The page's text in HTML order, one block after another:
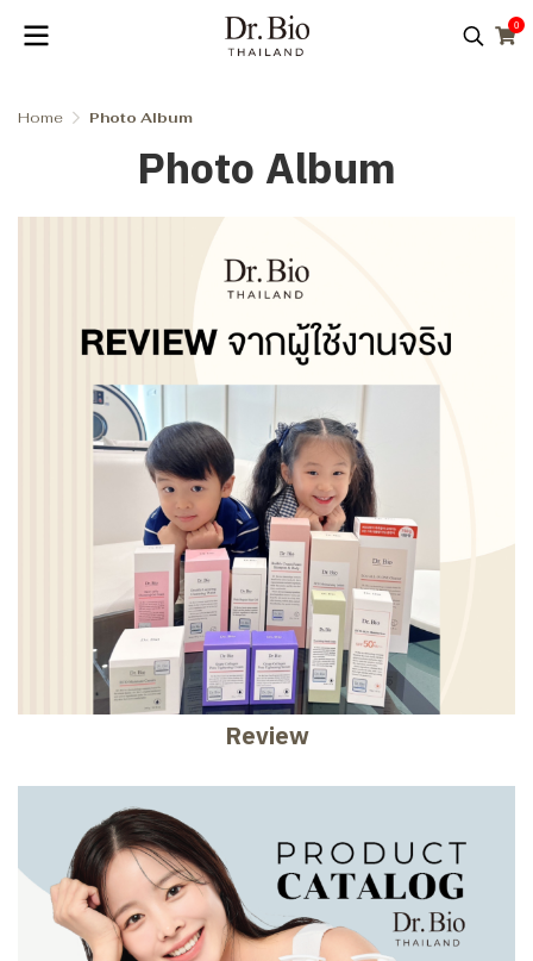
0
Home Photo Album
Photo Album
Review